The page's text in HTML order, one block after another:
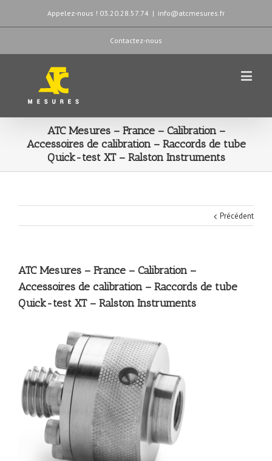
Appelez-nous ! 03.20.28.57.74 | info@atcmesures.fr
Contactez-nous
ATC Mesures – France – Calibration –
Accessoires de calibration – Raccords de tube
Quick-test XT – Ralston Instruments
Précédent
ATC Mesures – France – Calibration –
Accessoires de calibration – Raccords de tube
Quick-test XT – Ralston Instruments